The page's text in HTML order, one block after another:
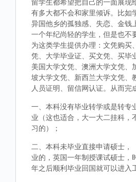
留学生都希望把自己的一面展现
有多大都不会和家里倾诉。比如
异国他乡的孤独感、失恋、金钱
一个年纪尚轻的学生，但是也不
为这类学生提供办理：文凭购买
凭、大学毕业证、买文凭、买毕
美国大学文凭、澳洲大学文凭、
坡大学文凭、新西兰大学文凭、
人员证明、留信网认证。从而完
一、本科没有毕业转学或是转专
业（这也适合，大一大二挂科，
习的）；
二、本科未毕业直接申请硕士，
业的，英国一年制授课试硕士，
年之后顺利毕业回国就可以进入